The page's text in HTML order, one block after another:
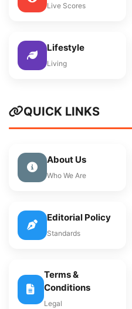
Live Scores
Lifestyle
Living
QUICK LINKS
About Us
Who We Are
Editorial Policy
Standards
Terms &
Conditions
Legal